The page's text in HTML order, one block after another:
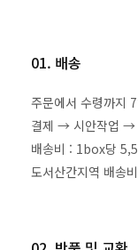
01. 배송
주문에서 수령까지
결제 → 시안작업 →
배송비 : 1box당
도서산간지역 배송